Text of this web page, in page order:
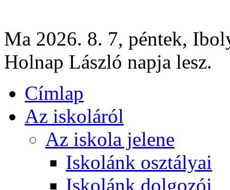
Ma 2026. 8. 7, péntek,
Holnap László napja lesz.
Címlap
Az iskoláról
Az iskola jelene
Iskolánk osztályai
Iskolánk dolgozói